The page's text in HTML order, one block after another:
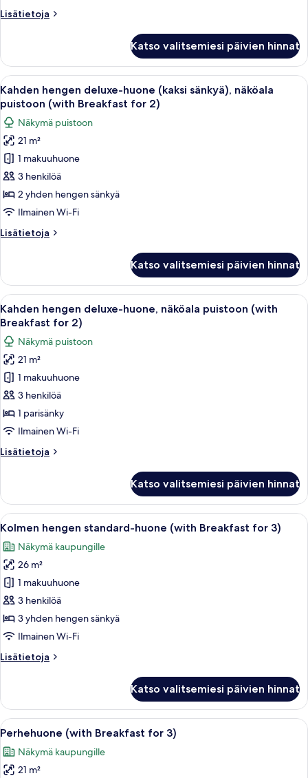
for
Lisätietoja
Lisätietoja
standard-
huone
(with
Breakfast
for
2)
Katso valitsemiesi päivien hinnat
Avaa
kaikki
huonetyypin
Kahden
hengen
deluxe-
huone
(kaksi
sänkyä),
puistoon
for
2)
kuvat
Pöytä on katettu erilaisilla
9
Kahden hengen deluxe-huone (kaksi sänkyä), näköala
puistoon (with Breakfast for 2)
Näkymä puistoon
21 m²
1 makuuhuone
3 henkilöä
2 yhden hengen sänkyä
Ilmainen Wi-Fi
Lisätietoja
Lisätietoja
deluxe-
huone
(kaksi
sänkyä),
puistoon
(with
Breakfast
for
2)
Katso valitsemiesi päivien hinnat
Avaa
kaikki
huonetyypin
Kahden
hengen
deluxe-
huone,
näköala
puistoon
Breakfast
kuvat
Pöytä on katettu erilaisilla
7
Kahden hengen deluxe-huone, näköala puistoon (with
Breakfast for 2)
Näkymä puistoon
21 m²
1 makuuhuone
3 henkilöä
1 parisänky
Ilmainen Wi-Fi
Lisätietoja
Lisätietoja
deluxe-
huone,
näköala
(with
Breakfast
for
2)
Katso valitsemiesi päivien hinnat
Avaa
kaikki
huonetyypin
Kolmen
hengen
standard-
huone
(with
for
Pöytä on katettu erilaisilla
11
Kolmen hengen standard-huone (with Breakfast for 3)
Näkymä kaupungille
26 m²
1 makuuhuone
3 henkilöä
3 yhden hengen sänkyä
Ilmainen Wi-Fi
Lisätietoja
Lisätietoja
standard-
huone
(with
for
3)
Katso valitsemiesi päivien hinnat
Avaa
kaikki
huonetyypin
Perhehuone
Pöytä on katettu erilaisilla
7
Perhehuone (with Breakfast for 3)
Näkymä kaupungille
21 m²